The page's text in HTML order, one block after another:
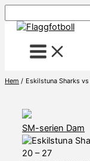
till
Hem Eskilstuna Sharks
SM-serien Dam
20 – 27